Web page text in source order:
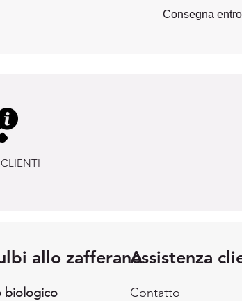
Consegna
allo zafferano
biologico
Assistenza
Contatto